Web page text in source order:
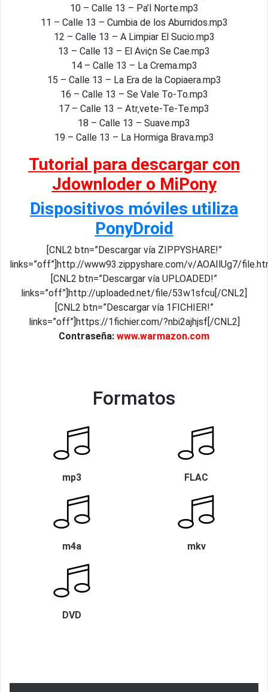
10 – Calle 13 – Pa’l Norte.mp3
11 – Calle 13 – Cumbia de los Aburridos.mp3
12 – Calle 13 – A Limpiar El Sucio.mp3
13 – Calle 13 – El Avi¢n Se Cae.mp3
14 – Calle 13 – La Crema.mp3
15 – Calle 13 – La Era de la Copiaera.mp3
16 – Calle 13 – Se Vale To-To.mp3
17 – Calle 13 – Atr‚vete-Te-Te.mp3
18 – Calle 13 – Suave.mp3
19 – Calle 13 – La Hormiga Brava.mp3
Tutorial para descargar con
Jdownloder o MiPony
Dispositivos móviles utiliza
PonyDroid
[CNL2 btn=”Descargar vía ZIPPYSHARE!”
links=”off”]http://www93.zippyshare.com/v/AOAIlUg7/
[CNL2 btn=”Descargar vía UPLOADED!”
links=”off”]http://uploaded.net/file/53w1sfcu[/CNL2]
[CNL2 btn=”Descargar vía 1FICHIER!”
links=”off”]https://1fichier.com/?nbi2ajhjsf[/CNL2]
Contraseña: www.warmazon.com
Formatos
mp3 FLAC
m4a mkv
DVD